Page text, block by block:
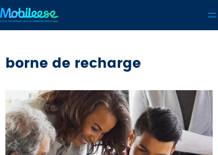
au
contenu
borne de recharge